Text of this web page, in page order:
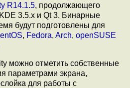
R14.1.5, продолжающего
3.5.x и Qt 3. Бинарные
будут подготовлены для
, Fedora, Arch, openSUSE
можно отметить собственные
параметрами экрана,
для работы с